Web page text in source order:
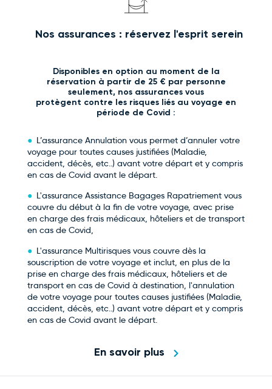
Nos assurances : réservez l'esprit serein
Disponibles en option au moment de la
réservation à partir de 25 € par personne
seulement, nos assurances vous
protègent contre les risques liés au voyage en
période de Covid :
L’assurance Annulation vous permet d’annuler votre
voyage pour toutes causes justifiées (Maladie,
accident, décès, etc..) avant votre départ et y compris
en cas de Covid avant le départ.
L'assurance Assistance Bagages Rapatriement vous
couvre du début à la fin de votre voyage, avec prise
en charge des frais médicaux, hôteliers et de transport
en cas de Covid,
L'assurance Multirisques vous couvre dès la
souscription de votre voyage et inclut, en plus de la
prise en charge des frais médicaux, hôteliers et de
transport en cas de Covid à destination, l'annulation
de votre voyage pour toutes causes justifiées (Maladie,
accident, décès, etc..) avant votre départ et y compris
en cas de Covid avant le départ.
En savoir plus